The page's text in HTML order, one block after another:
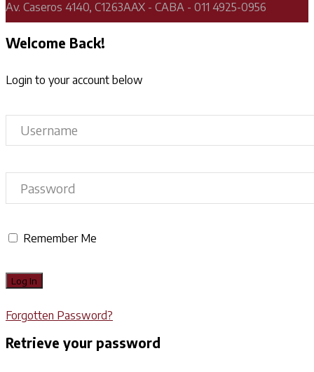
Av. Caseros 4140, C1263AAX - CABA - 011 4925-0956
Welcome Back!
Login to your account below
Remember Me
Forgotten Password?
Retrieve your password